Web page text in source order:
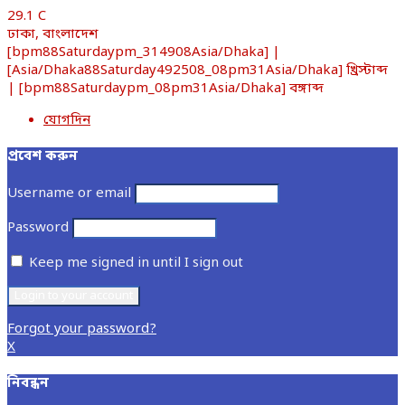
29.1 C
ঢাকা, বাংলাদেশ
[bpm88Saturdaypm_314908Asia/Dhaka] |
[Asia/Dhaka88Saturday492508_08pm31Asia/Dhaka] খ্রিস্টাব্দ
| [bpm88Saturdaypm_08pm31Asia/Dhaka] বঙ্গাব্দ
যোগদিন
প্রবেশ করুন
Username or email
Password
Keep me signed in until I sign out
Forgot your password?
X
নিবন্ধন